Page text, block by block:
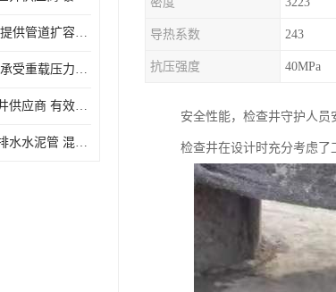
河北检查井厂 提供管道扩容接口
预制检查井厂 承受重载压力稳定
廊坊预制检查井供应商 有效引导分流雨水
厂家销售排污排水水泥管 混凝土钢筋水泥管 承插式混凝土排水管
导热系数 243
抗压强度 40MPa
安全性能，检查井守护人员
检查井在设计时充分考虑了